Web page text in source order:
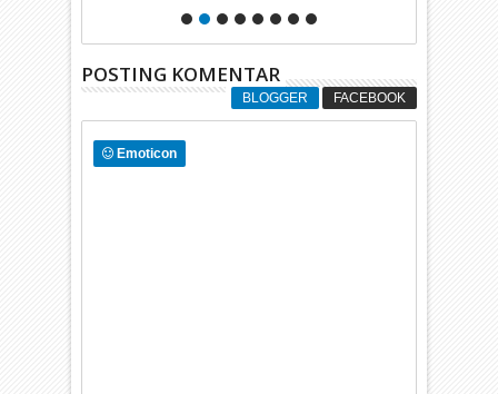
POSTING KOMENTAR
BLOGGER FACEBOOK
Emoticon